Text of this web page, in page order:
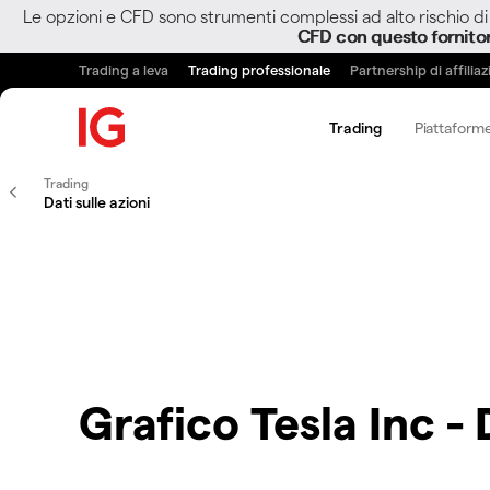
Le opzioni e CFD sono strumenti complessi ad alto rischio
CFD con questo
Trading a leva Trading professionale Partnership di
Trading
Trading
Dati sulle azioni
Grafico Tesla Inc -